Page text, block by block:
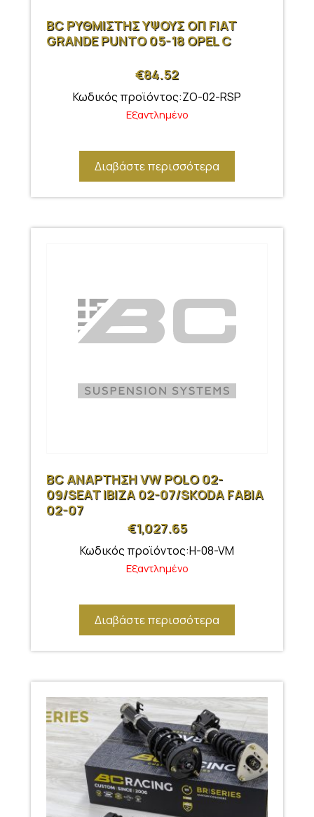
BC ΡΥΘΜΙΣΤΗΣ ΥΨΟΥΣ ΟΠ FIAT
GRANDE PUNTO 05-18 OPEL C
€84.52
Κωδικός προϊόντος:ZO-02-RSP
Εξαντλημένο
Διαβάστε περισσότερα
BC ΑΝΑΡΤΗΣΗ VW POLO 02-
09/SEAT IBIZA 02-07/SKODA FABIA
02-07
€1,027.65
Κωδικός προϊόντος:H-08-VM
Εξαντλημένο
Διαβάστε περισσότερα